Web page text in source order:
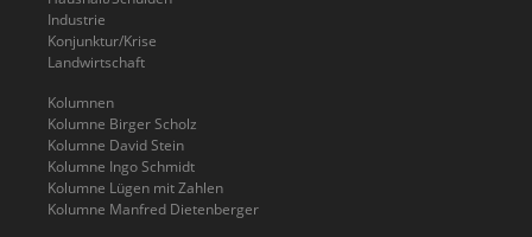
Industrie
Konjunktur/Krise
Landwirtschaft
Kolumnen
Kolumne Birger Scholz
Kolumne David Stein
Kolumne Ingo Schmidt
Kolumne Lügen mit Zahlen
Kolumne Manfred Dietenberger